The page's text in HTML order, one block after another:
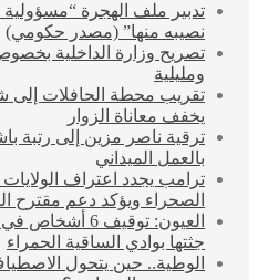
تدبير ملف الهجرة
نصيبه منها” (مصدر حكومي)
تصريح وزارة الداخلية
ومليلية
تقريب محطة الحافلات
يخفف معاناة الزوار
ترقية ناصر مزين إلى رتبة
بالعمل الميداني
ترامب يجدد اعتراف
الصحراء ويؤكد دعم مقترح
العيون:
جثتها بوادي الساقية الحمراء
الوطية.. حين يتحول